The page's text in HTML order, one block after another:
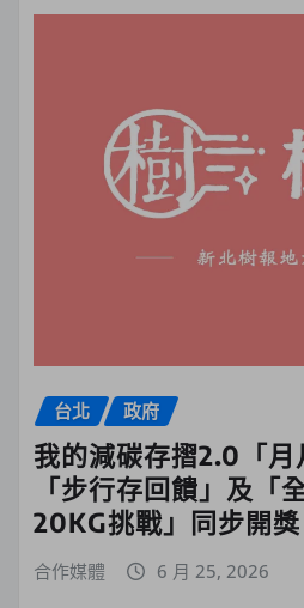
台北 政府
我的減碳存摺2.0「月
「步行存回饋」及「
20KG挑戰」同步開獎
合作媒體 6 月 25, 2026